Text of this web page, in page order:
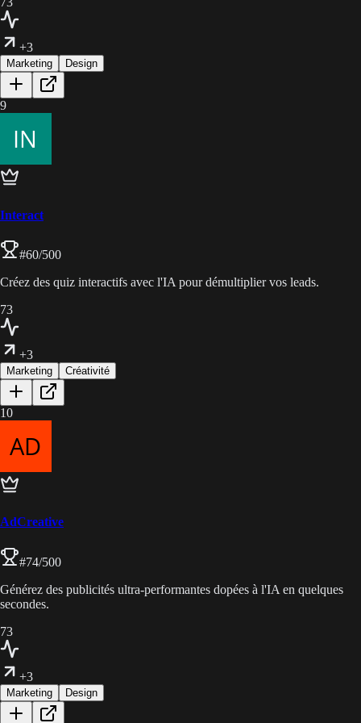
+3
Marketing Design
9
Interact
#60/500
Créez des quiz interactifs avec l'IA pour démultiplier vos leads.
73
+3
Marketing Créativité
10
AdCreative
#74/500
Générez des publicités ultra-performantes dopées à l'IA en quelques
secondes.
73
+3
Marketing Design